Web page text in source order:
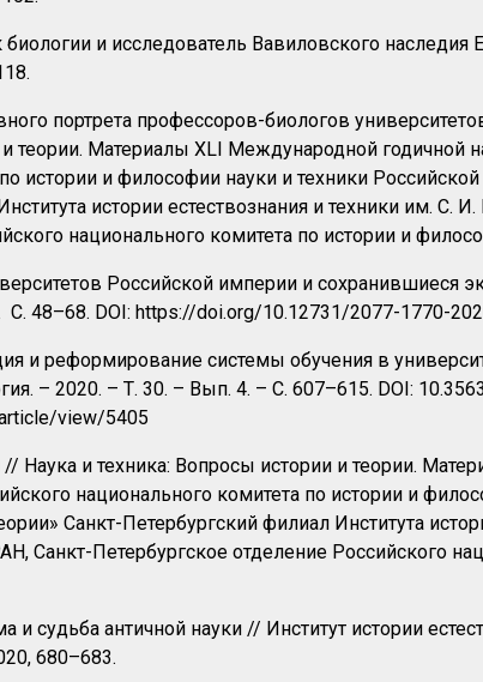
и исследователь Вавиловского
портрета профессоров-биологов
теории. Материалы XLI Международной годичной
истории и философии науки и техники
истории естествознания и техники им.
национального комитета по истории и
Российской империи и сохранившиеся
48–68. DOI: https://doi.org/10.12731/2077-1770-
и реформирование системы обучения в
– 2020. – Т. 30. – Вып. 4. – С. 607–615. DOI:
view/5405
Наука и техника: Вопросы истории и теории.
национального комитета по истории и
Санкт-Петербургский филиал Института
Санкт-Петербургское отделение Российского
судьба античной науки // Институт истории
680–683.